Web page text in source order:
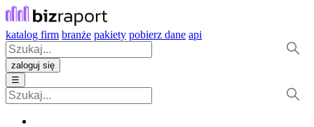
katalog firm branże pakiety pobierz dane api
zaloguj się
☰